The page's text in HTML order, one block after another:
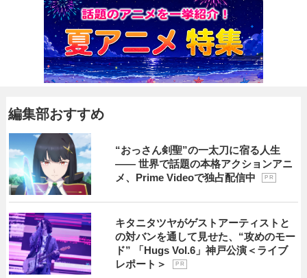
編集部おすすめ
“おっさん剣聖”の一太刀に宿る人生
―― 世界で話題の本格アクションアニ
メ、Prime Videoで独占配信中
P R
キタニタツヤがゲストアーティストと
の対バンを通して見せた、“攻めのモー
ド” 「Hugs Vol.6」神戸公演＜ライブ
レポート＞
P R